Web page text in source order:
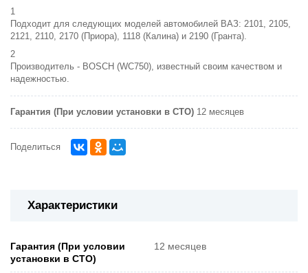
Подходит для следующих моделей автомобилей ВАЗ: 2101, 2105,
2121, 2110, 2170 (Приора), 1118 (Калина) и 2190 (Гранта).
Производитель - BOSCH (WC750), известный своим качеством и
надежностью.
Гарантия (При условии установки в СТО) 12 месяцев
Поделиться
Характеристики
Гарантия (При условии
установки в СТО)
12 месяцев